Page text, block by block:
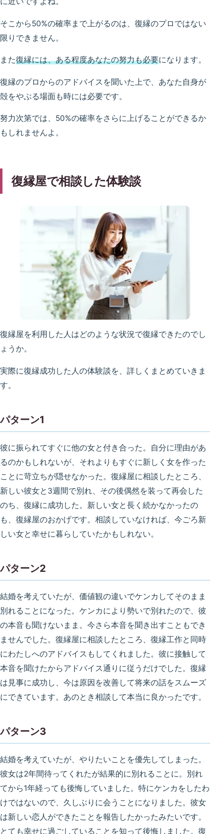
そこから50%の確率まで上がるのは、復縁のプロではない
限りできません。
また復縁には、ある程度あなたの努力も必要になります。
復縁のプロからのアドバイスを聞いた上で、あなた自身が
殻をやぶる場面も時には必要です。
努力次第では、50%の確率をさらに上げることができるか
もしれませんよ。
復縁屋で相談した体験談
復縁屋を利用した人はどのような状況で復縁できたのでし
ょうか。
実際に復縁成功した人の体験談を、詳しくまとめていきま
す。
パターン1
彼に振られてすぐに他の女と付き合った。自分に理由があ
るのかもしれないが、それよりもすぐに新しく女を作った
ことに苛立ちが隠せなかった。復縁屋に相談したところ、
新しい彼女と3週間で別れ、その後偶然を装って再会した
のち、復縁に成功した。新しい女と長く続かなかったの
も、復縁屋のおかげです。相談していなければ、今ごろ新
しい女と幸せに暮らしていたかもしれない。
パターン2
結婚を考えていたが、価値観の違いでケンカしてそのまま
別れることになった。ケンカにより勢いで別れたので、彼
の本音も聞けないまま。今さら本音を聞き出すこともでき
ませんでした。復縁屋に相談したところ、復縁工作と同時
にわたしへのアドバイスもしてくれました。彼に接触して
本音を聞けたからアドバイス通りに従うだけでした。復縁
は見事に成功し、今は原因を改善して将来の話をスムーズ
にできています。あのとき相談して本当に良かったです。
パターン3
結婚を考えていたが、やりたいことを優先してしまった。
彼女は2年間待ってくれたが結果的に別れることに。別れ
てから1年経っても後悔していました。特にケンカをしたわ
けではないので、久しぶりに会うことになりました。彼女
は新しい恋人ができたことを報告したかったみたいです。
とても幸せに過ごしていることを知って後悔しました。復